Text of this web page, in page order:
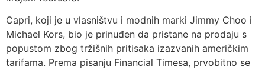
Capri, koji je u vlasništvu i modnih marki Jimmy Choo i
Michael Kors, bio je prinuđen da pristane na prodaju s
popustom zbog tržišnih pritisaka izazvanih američkim
tarifama. Prema pisanju Financial Timesa, prvobitno se